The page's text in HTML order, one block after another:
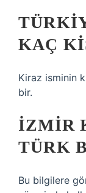
KAÇ
Kiraz isminin
bir.
İZMIR
TÜRK
Bu bilgilere